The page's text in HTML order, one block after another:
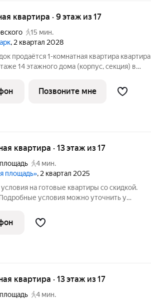
квартира · 9 этаж из 17
15 мин.
, 2 квартал 2028
продаётся 1-комнатная квартира квартира
14 этажного дома (корпус, секция) в
метро и МЦК «Бульвар
Позвоните мне
квартира · 13 этаж из 17
4 мин.
площадь», 2 квартал 2025
на готовые квартиры со скидкой.
Подробные условия можно уточнить у
площадь» проекте премиум-
квартира · 13 этаж из 17
4 мин.